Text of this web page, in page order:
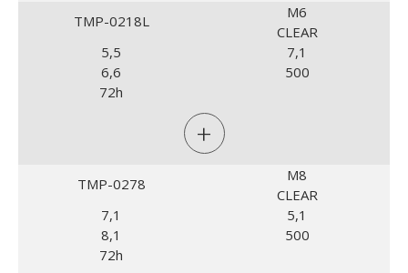
TMP-0218L
M6
CLEAR
5,5
7,1
6,6
500
72h
+
TMP-0278
M8
CLEAR
7,1
5,1
8,1
500
72h